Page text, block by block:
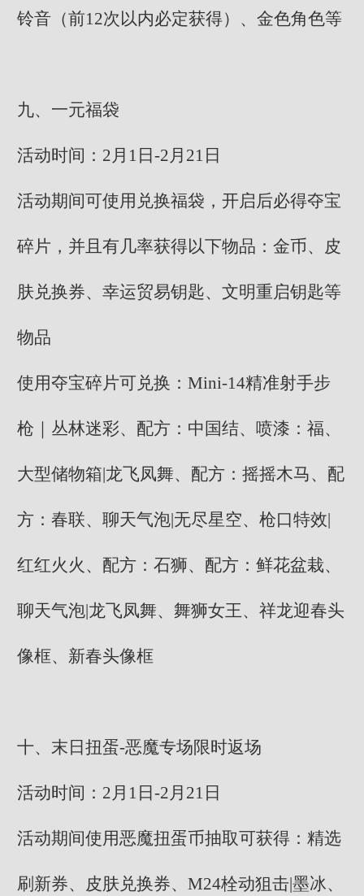
铃音（前12次以内必定获得）、金色角色等
九、一元福袋
活动时间：2月1日-2月21日
活动期间可使用兑换福袋，开启后必得夺宝
碎片，并且有几率获得以下物品：金币、皮
肤兑换券、幸运贸易钥匙、文明重启钥匙等
物品
使用夺宝碎片可兑换：Mini-14精准射手步
枪｜丛林迷彩、配方：中国结、喷漆：福、
大型储物箱|龙飞凤舞、配方：摇摇木马、配
方：春联、聊天气泡|无尽星空、枪口特效|
红红火火、配方：石狮、配方：鲜花盆栽、
聊天气泡|龙飞凤舞、舞狮女王、祥龙迎春头
像框、新春头像框
十、末日扭蛋-恶魔专场限时返场
活动时间：2月1日-2月21日
活动期间使用恶魔扭蛋币抽取可获得：精选
刷新券、皮肤兑换券、M24栓动狙击|墨冰、